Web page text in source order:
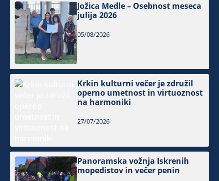
Jožica Medle – Osebnost meseca
julija 2026
05/08/2026
Krkin kulturni večer je združil
operno umetnost in virtuoznost
na harmoniki
27/07/2026
Panoramska vožnja Iskrenih
mopedistov in večer penin